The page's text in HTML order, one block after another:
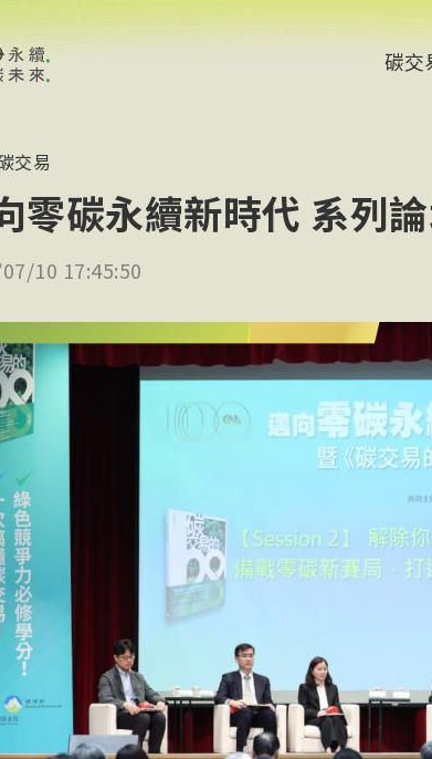
碳交
交易
零碳永續新時代 系列
10 17:45:50